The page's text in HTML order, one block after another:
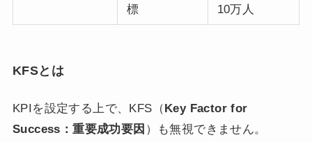
標
10万人
KFSとは
KPIを設定する上で、KFS（Key Factor for
Success：重要成功要因 ）も無視できません。